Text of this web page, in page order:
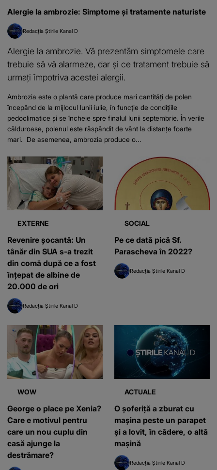
Alergie la ambrozie: Simptome şi tratamente naturiste
Redacția Știrile Kanal D
Alergie la ambrozie. Vă prezentăm simptomele care
trebuie să vă alarmeze, dar și ce tratament trebuie să
urmați împotriva acestei alergii.
Ambrozia este o plantă care produce mari cantități de polen
începând de la mijlocul lunii iulie, în funcție de condițiile
pedoclimatice și se încheie spre finalul lunii septembrie. În verile
călduroase, polenul este răspândit de vânt la distanțe foarte
mari. De asemenea, ambrozia produce o...
EXTERNE
Revenire șocantă: Un
tânăr din SUA s-a trezit
din comă după ce a fost
înțepat de albine de
20.000 de ori
Redacția Știrile Kanal D
SOCIAL
Pe ce dată pică Sf.
Parascheva în 2022?
Redacția Știrile Kanal D
WOW
George o place pe Xenia?
Care e motivul pentru
care un nou cuplu din
casă ajunge la
destrămare?
ACTUALE
O șoferiță a zburat cu
mașina peste un parapet
și a lovit, în cădere, o altă
mașină
Redacția Știrile Kanal D